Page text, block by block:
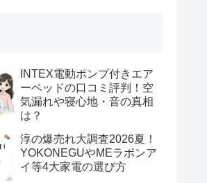
INTEX電動ポンプ付きエア
ーベッドの口コミ評判！空
気漏れや寝心地・音の真相
は？
淳の爆売れ大調査2026夏！
YOKONEGUやMEラボンア
イ等4大家電の選び方